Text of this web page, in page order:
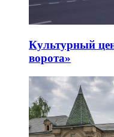
Культурный
ворота»